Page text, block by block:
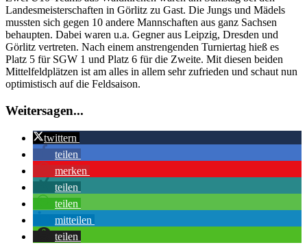
Landesmeisterschaften in Görlitz zu Gast. Die Jungs und Mädels
mussten sich gegen 10 andere Mannschaften aus ganz Sachsen
behaupten. Dabei waren u.a. Gegner aus Leipzig, Dresden und
Görlitz vertreten. Nach einem anstrengenden Turniertag hieß es
Platz 5 für SGW 1 und Platz 6 für die Zweite. Mit diesen beiden
Mittelfeldplätzen ist am alles in allem sehr zufrieden und schaut nun
optimistisch auf die Feldsaison.
Weitersagen...
twittern
teilen
merken
teilen
teilen
mitteilen
teilen